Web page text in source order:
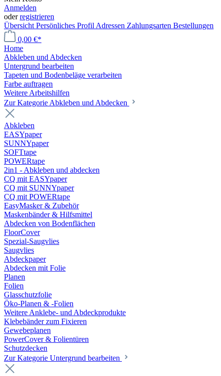
Anmelden
oderregistrieren
Übersicht Persönliches Profil Adressen Zahlungsarten Bestellungen
0,00 €*
Home
Abkleben und Abdecken
Untergrund bearbeiten
Tapeten und Bodenbeläge verarbeiten
Farbe auftragen
Weitere Arbeitshilfen
Zur Kategorie Abkleben und Abdecken
Abkleben
EASYpaper
SUNNYpaper
SOFTtape
POWERtape
2in1 - Abkleben und abdecken
CQ mit EASYpaper
CQ mit SUNNYpaper
CQ mit POWERtape
EasyMasker & Zubehör
Maskenbänder & Hilfsmittel
Abdecken von Bodenflächen
FloorCover
Spezial-Saugvlies
Saugvlies
Abdeckpaper
Abdecken mit Folie
Planen
Folien
Glasschutzfolie
Öko-Planen & -Folien
Weitere Anklebe- und Abdeckprodukte
Klebebänder zum Fixieren
Gewebeplanen
PowerCover & Folientüren
Schutzdecken
Zur Kategorie Untergrund bearbeiten